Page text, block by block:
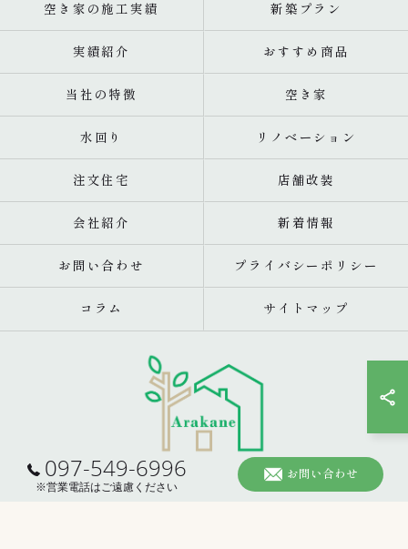
097-549-6996
※営業電話はご遠慮ください
お問い合わせ
空き家の施工実績 新築プラン
実績紹介 おすすめ商品
当社の特徴 空き家
水回り リノベーション
注文住宅 店舗改装
会社紹介 新着情報
お問い合わせ プライバシーポリシー
コラム サイトマップ
© 2026 大分のリフォームなら株式会社あらかね住建 ALL RIGHTS RESERVED.